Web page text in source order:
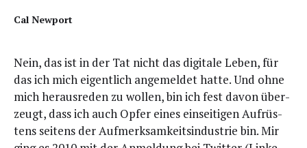
Cal New­port
Nein, das ist in der Tat nicht das digi­ta­le Leben, für
das ich mich eigent­lich ange­mel­det hat­te. Und ohne
mich her­aus­re­den zu wol­len, bin ich fest davon über­
zeugt, dass ich auch Opfer eines ein­sei­ti­gen Auf­rüs­
tens sei­tens der Auf­merk­sam­keits­in­dus­trie bin. Mir